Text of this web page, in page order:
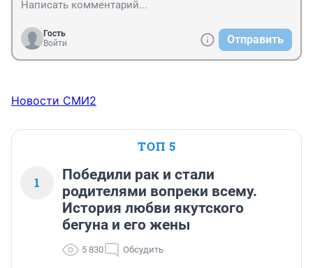
Гость
Войти
Отправить
Новости СМИ2
ТОП 5
1
Победили рак и стали
родителями вопреки всему.
История любви якутского
бегуна и его жены
5 830 Обсудить